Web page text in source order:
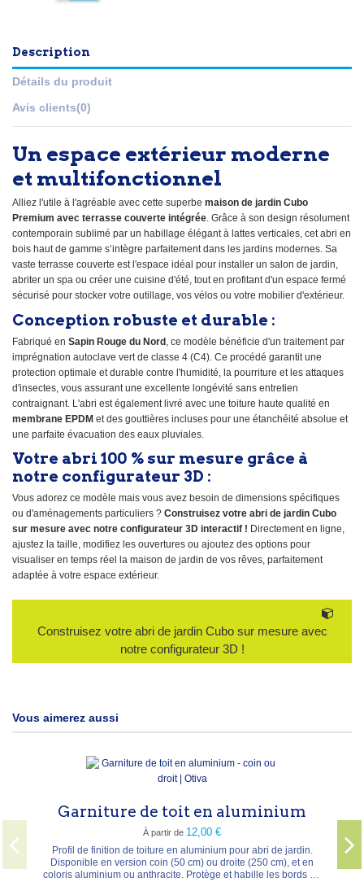
Description
Détails du produit
Avis clients(0)
Un espace extérieur moderne
et multifonctionnel
Alliez l'utile à l'agréable avec cette superbe maison de jardin Cubo
Premium avec terrasse couverte intégrée. Grâce à son design résolument
contemporain sublimé par un habillage élégant à lattes verticales, cet abri en
bois haut de gamme s’intègre parfaitement dans les jardins modernes. Sa
vaste terrasse couverte est l'espace idéal pour installer un salon de jardin,
abriter un spa ou créer une cuisine d'été, tout en profitant d'un espace fermé
sécurisé pour stocker votre outillage, vos vélos ou votre mobilier d'extérieur.
Conception robuste et durable :
Fabriqué en Sapin Rouge du Nord , ce modèle bénéficie d'un traitement par
imprégnation autoclave vert de classe 4 (C4). Ce procédé garantit une
protection optimale et durable contre l'humidité, la pourriture et les attaques
d'insectes, vous assurant une excellente longévité sans entretien
contraignant. L'abri est également livré avec une toiture haute qualité en
membrane EPDM et des gouttières incluses pour une étanchéité absolue et
une parfaite évacuation des eaux pluviales.
Votre abri 100 % sur mesure grâce à
notre configurateur 3D :
Vous adorez ce modèle mais vous avez besoin de dimensions spécifiques
ou d'aménagements particuliers ? Construisez votre abri de jardin Cubo
sur mesure avec notre configurateur 3D interactif ! Directement en ligne,
ajustez la taille, modifiez les ouvertures ou ajoutez des options pour
visualiser en temps réel la maison de jardin de vos rêves, parfaitement
adaptée à votre espace extérieur.
Construisez votre abri de jardin Cubo sur mesure avec
notre configurateur 3D !
Vous aimerez aussi
toit en aluminium
en aluminium pour abri de jardin.
coin (50 cm) ou droite (250 cm), et en
Protège et habille les bords de
Le silicone neutre
ml. Mastic silicone
réticulation neutre sans
Résistance élevée à